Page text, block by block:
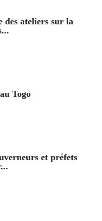
des ateliers sur la
Togo
et préfets